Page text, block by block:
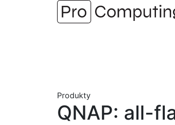
Produkty
QNAP: all-